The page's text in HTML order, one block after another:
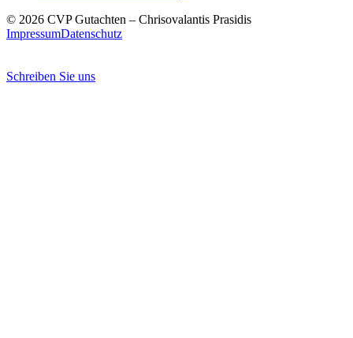
© 2026 CVP Gutachten – Chrisovalantis Prasidis
ImpressumDatenschutz
Schreiben Sie uns